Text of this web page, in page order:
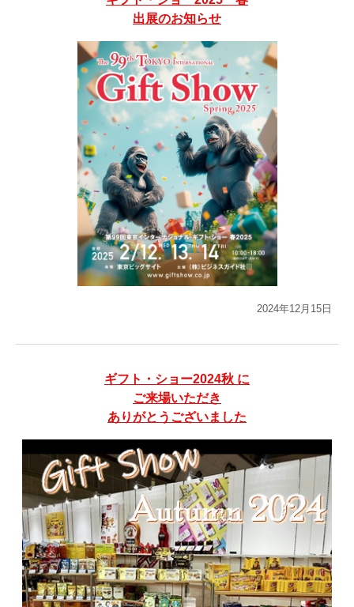
出展のお知らせ
2024年12月15日
ギフト・ショー2024秋 に
ご来場いただき
ありがとうございました